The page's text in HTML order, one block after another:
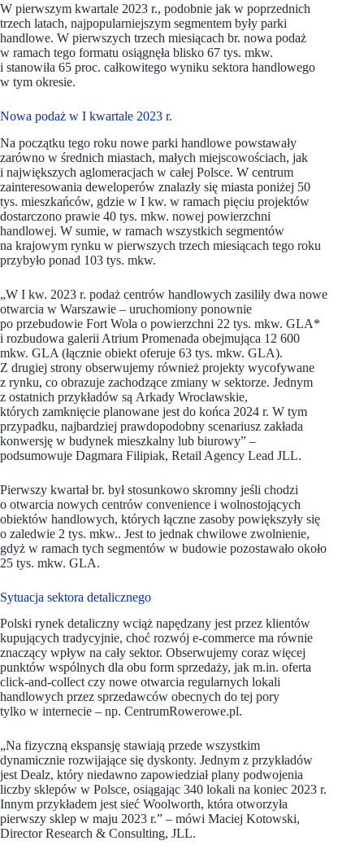
W pierwszym kwartale 2023 r., podobnie jak w poprzednich
trzech latach, najpopularniejszym segmentem były parki
handlowe. W pierwszych trzech miesiącach br. nowa podaż
w ramach tego formatu osiągnęła blisko 67 tys. mkw.
i stanowiła 65 proc. całkowitego wyniku sektora handlowego
w tym okresie.
Nowa podaż w I kwartale 2023 r.
Na początku tego roku nowe parki handlowe powstawały
zarówno w średnich miastach, małych miejscowościach, jak
i największych aglomeracjach w całej Polsce. W centrum
zainteresowania deweloperów znalazły się miasta poniżej 50
tys. mieszkańców, gdzie w I kw. w ramach pięciu projektów
dostarczono prawie 40 tys. mkw. nowej powierzchni
handlowej. W sumie, w ramach wszystkich segmentów
na krajowym rynku w pierwszych trzech miesiącach tego roku
przybyło ponad 103 tys. mkw.
„W I kw. 2023 r. podaż centrów handlowych zasiliły dwa nowe
otwarcia w Warszawie – uruchomiony ponownie
po przebudowie Fort Wola o powierzchni 22 tys. mkw. GLA*
i rozbudowa galerii Atrium Promenada obejmująca 12 600
mkw. GLA (łącznie obiekt oferuje 63 tys. mkw. GLA).
Z drugiej strony obserwujemy również projekty wycofywane
z rynku, co obrazuje zachodzące zmiany w sektorze. Jednym
z ostatnich przykładów są Arkady Wrocławskie,
których zamknięcie planowane jest do końca 2024 r. W tym
przypadku, najbardziej prawdopodobny scenariusz zakłada
konwersję w budynek mieszkalny lub biurowy” –
podsumowuje Dagmara Filipiak, Retail Agency Lead JLL.
Pierwszy kwartał br. był stosunkowo skromny jeśli chodzi
o otwarcia nowych centrów convenience i wolnostojących
obiektów handlowych, których łączne zasoby powiększyły się
o zaledwie 2 tys. mkw.. Jest to jednak chwilowe zwolnienie,
gdyż w ramach tych segmentów w budowie pozostawało około
25 tys. mkw. GLA.
Sytuacja sektora detalicznego
Polski rynek detaliczny wciąż napędzany jest przez klientów
kupujących tradycyjnie, choć rozwój e-commerce ma równie
znaczący wpływ na cały sektor. Obserwujemy coraz więcej
punktów wspólnych dla obu form sprzedaży, jak m.in. oferta
click-and-collect czy nowe otwarcia regularnych lokali
handlowych przez sprzedawców obecnych do tej pory
tylko w internecie – np. CentrumRowerowe.pl.
„Na fizyczną ekspansję stawiają przede wszystkim
dynamicznie rozwijające się dyskonty. Jednym z przykładów
jest Dealz, który niedawno zapowiedział plany podwojenia
liczby sklepów w Polsce, osiągając 340 lokali na koniec 2023 r.
Innym przykładem jest sieć Woolworth, która otworzyła
pierwszy sklep w maju 2023 r.” – mówi Maciej Kotowski,
Director Research & Consulting, JLL.